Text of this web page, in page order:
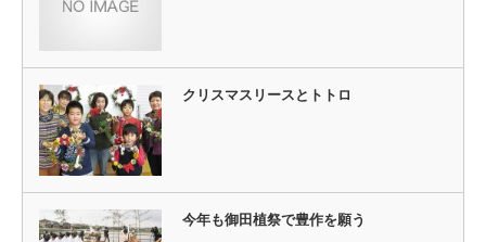
クリスマスリースとトトロ
今年も御田植祭で豊作を願う